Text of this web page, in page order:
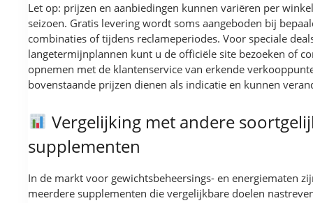
Let op: prijzen en aanbiedingen kunnen variëren per
seizoen. Gratis levering wordt soms aangeboden bij
combinaties of tijdens reclameperiodes. Voor speciale
langetermijnplannen kunt u de officiële site bezoeken of
opnemen met de klantenservice van erkende
bovenstaande prijzen dienen als indicatie en kunnen
Vergelijking met andere
supplementen
In de markt voor gewichtsbeheersings- en energiematen
meerdere supplementen die vergelijkbare doelen